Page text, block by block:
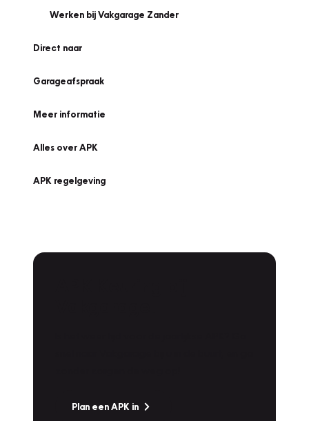
Werken bij Vakgarage Zander
Direct naar
Garageafspraak
Meer informatie
Alles over APK
APK regelgeving
Plan een APK in